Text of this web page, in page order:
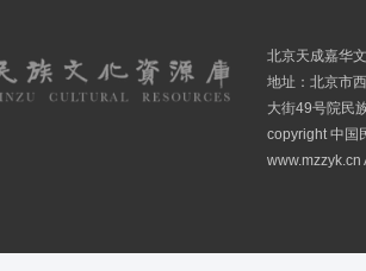
北京天成嘉华
地址：北京市
大街49号院民
copyright 中国